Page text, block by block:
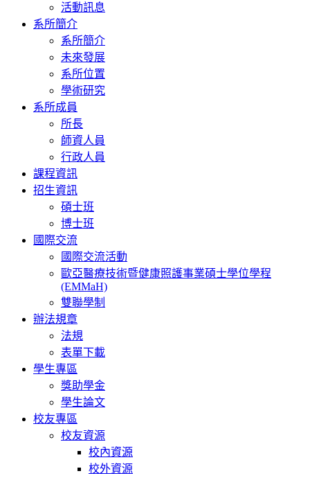
活動訊息
系所簡介
系所簡介
未來發展
系所位置
學術研究
系所成員
所長
師資人員
行政人員
課程資訊
招生資訊
碩士班
博士班
國際交流
國際交流活動
歐亞醫療技術暨健康照護事業碩士學位學程
(EMMaH)
雙聯學制
辦法規章
法規
表單下載
學生專區
獎助學金
學生論文
校友專區
校友資源
校內資源
校外資源